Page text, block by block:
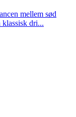
mellem sød
klassisk dri...